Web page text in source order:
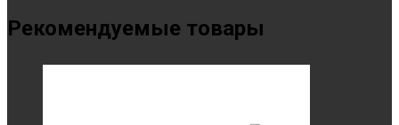
Рекомендуемые товары